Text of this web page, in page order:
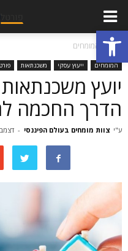
פתח סרגל נגישות
בית המומחים
המומחים ייעוץ עסקי משכנתאות
יועץ
הדרך החכמה
ע"י צוות מומחים בעולם הפיננסי - דצמבר 29,